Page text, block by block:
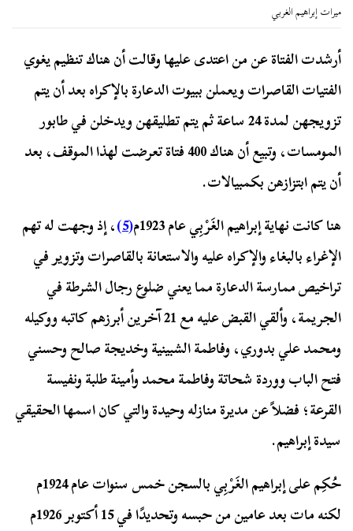
ميرات إبراهيم الغربي
أرشدت الفتاة عن من اعتدى عليها وقالت أن هناك تنظيم يغوي
الفتيات القاصرات ويعملن ببيوت الدعارة بالإكراه بعد أن يتم
تزويجهن لمدة 24 ساعة ثم يتم تطليقهن ويدخلن في طابور
المومسات، وتبيع أن هناك 400 فتاة تعرضت لهذا الموقف، بعد
أن يتم ابتزازهن بكمبيالات.
هنا كانت نهاية إبراهيم الغَرْبِي عام 1923م
(5) ، إذ وجهت له تهم
الإغراء بالبغاء والإكراه عليه والاستعانة بالقاصرات وتزوير في
تراخيص ممارسة الدعارة مما يعني ضلوع رجال الشرطة في
الجريمة، وألقي القبض عليه مع 21 آخرين أبرزهم كاتبه ووكيله
ومحمد علي بدوري، وفاطمة الشبينية وخديجة صالح وحسني
فتح الباب ووردة شحاتة وفاطمة محمد وأمينة طلبة ونفيسة
القرعة؛ فضلاً عن مديرة منازله وحيدة والتي كان اسمها الحقيقي
سيدة إبراهيم.
حُكِم على إبراهيم الغَرْبِي بالسجن خمس سنوات عام 1924م
لكنه مات بعد عامين من حبسه وتحديدًا في 15 أكتوبر 1926م